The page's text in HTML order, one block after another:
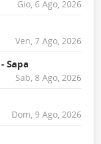
Gio, 6 Ago, 2026
Ven, 7 Ago, 2026
Sapa
Sab, 8 Ago, 2026
Dom, 9 Ago, 2026